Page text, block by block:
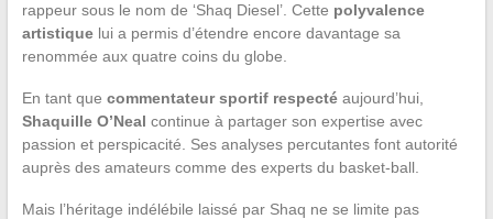
rappeur sous le nom de ‘Shaq Diesel’. Cette polyvalence
artistiquelui a permis d’étendre encore davantage sa
renommée aux quatre coins du globe.
En tant que commentateur sportif respectéaujourd’hui,
Shaquille O’Neal continue à partager son expertise avec
passion et perspicacité. Ses analyses percutantes font autorité
auprès des amateurs comme des experts du basket-ball.
Mais l’héritage indélébile laissé par Shaq ne se limite pas